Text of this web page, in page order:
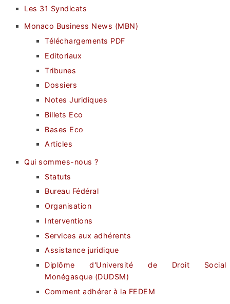
Les 31 Syndicats
Monaco Business News (MBN)
Téléchargements PDF
Editoriaux
Tribunes
Dossiers
Notes Juridiques
Billets Eco
Bases Eco
Articles
Qui sommes-nous ?
Statuts
Bureau Fédéral
Organisation
Interventions
Services aux adhérents
Assistance juridique
Diplôme d'Université de Droit Social
Monégasque (DUDSM)
Comment adhérer à la FEDEM